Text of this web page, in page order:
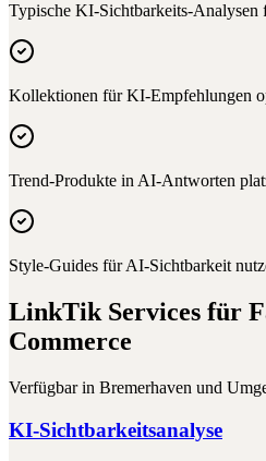
Typische KI-Sichtbarkeits-Analysen
Kollektionen für KI-Empfehlungen
Trend-Produkte in AI-Antworten
Style-Guides für AI-Sichtbarkeit
LinkTik Services für
Commerce
Verfügbar in Bremerhaven und
KI-Sichtbarkeitsanalyse